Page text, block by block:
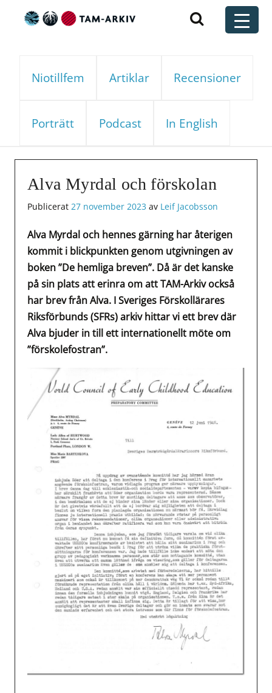
Huvudnavigering
Niotillfem Artiklar Recensioner
Porträtt Podcast In English
Alva Myrdal och förskolan
Publicerat 27 november 2023 av Leif Jacobsson
Alva Myrdal och hennes gärning har återigen
kommit i blickpunkten genom utgivningen av
boken ”De hemliga breven”. Då är det kanske
på sin plats att erinra om att TAM-Arkiv också
har brev från Alva. I Sveriges Förskollärares
Riksförbunds (SFRs) arkiv hittar vi ett brev där
Alva bjuder in till ett internationellt möte om
”förskolefostran”.